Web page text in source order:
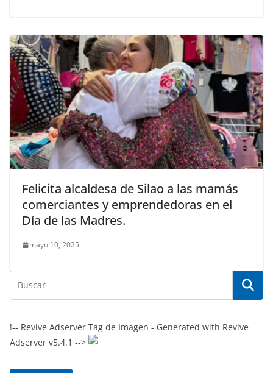
Felicita alcaldesa de Silao a las mamás
comerciantes y emprendedoras en el
Día de las Madres.
mayo 10, 2025
!-- Revive Adserver Tag de Imagen - Generated with Revive
Adserver v5.4.1 -->